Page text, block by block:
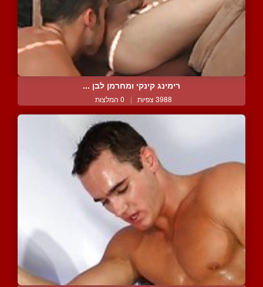
רימינג קינקי ומחרמן לבן ...
3988 צפיות | 0 המלצות